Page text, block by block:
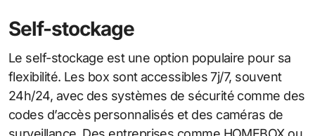
Self-stockage
Le self-stockage est une option populaire pour sa
flexibilité. Les box sont accessibles 7j/7, souvent
24h/24, avec des systèmes de sécurité comme des
codes d’accès personnalisés et des caméras de